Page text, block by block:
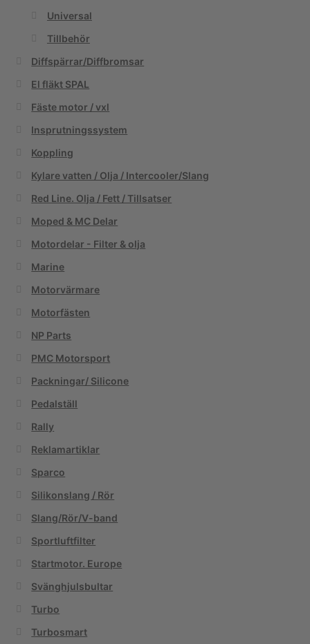
Universal
Tillbehör
Diffspärrar/Diffbromsar
El fläkt SPAL
Fäste motor / vxl
Insprutningssystem
Koppling
Kylare vatten / Olja / Intercooler/Slang
Red Line. Olja / Fett / Tillsatser
Moped & MC Delar
Motordelar - Filter & olja
Marine
Motorvärmare
Motorfästen
NP Parts
PMC Motorsport
Packningar/ Silicone
Pedalställ
Rally
Reklamartiklar
Sparco
Silikonslang / Rör
Slang/Rör/V-band
Sportluftfilter
Startmotor. Europe
Svänghjulsbultar
Turbo
Turbosmart